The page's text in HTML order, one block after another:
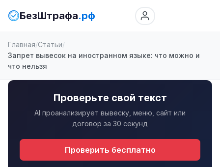
БезШтрафа.рф
Главная Статьи
Запрет вывесок на иностранном языке: что можно и
что нельзя
Проверьте свой текст
AI проанализирует вывеску, меню, сайт или
договор за 30 секунд
Проверить бесплатно